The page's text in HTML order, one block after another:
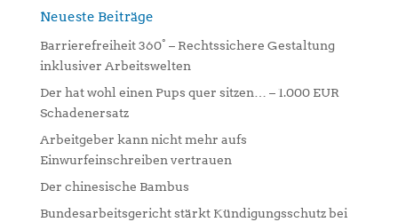
n
t
v
e
:
Neueste Beiträge
Barrierefreiheit 360° – Rechtssichere Gestaltung
inklusiver Arbeitswelten
Der hat wohl einen Pups quer sitzen… – 1.000 EUR
Schadenersatz
Arbeitgeber kann nicht mehr aufs
Einwurfeinschreiben vertrauen
Der chinesische Bambus
Bundesarbeitsgericht stärkt Kündigungsschutz bei